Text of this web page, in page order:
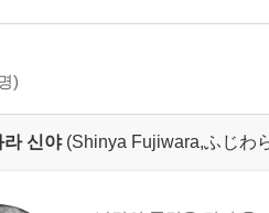
표박漂迫
의 할리우드
작되었다
)
라 신야 (Shinya Fujiwara,ふじわ